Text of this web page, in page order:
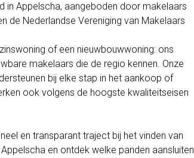
in Appelscha, aangeboden door makelaars
de Nederlandse Vereniging van Makelaars
of een nieuwbouwwoning: ons
makelaars die de regio kennen. Onze
bij elke stap in het aankoop of
ook volgens de hoogste kwaliteitseisen
en transparant traject bij het vinden van
en ontdek welke panden aansluiten